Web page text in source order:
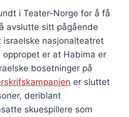
i Teater-Norge for å få
avslutte sitt pågående
nasjonalteatret
er at Habima er
bosetninger på
er sluttet
deriblant
skuespillere som